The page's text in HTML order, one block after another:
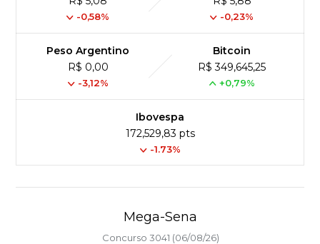
-0,58% -0,23%
Peso Argentino
R$ 0,00
-3,12%
Bitcoin
R$ 349,645,25
+0,79%
Ibovespa
172,529,83 pts
-1.73%
Mega-Sena
Concurso 3041 (06/08/26)